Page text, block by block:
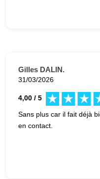
Gilles DALIN.
31/03/2026
4,00 / 5
Sans plus car il fait déjà
en contact.